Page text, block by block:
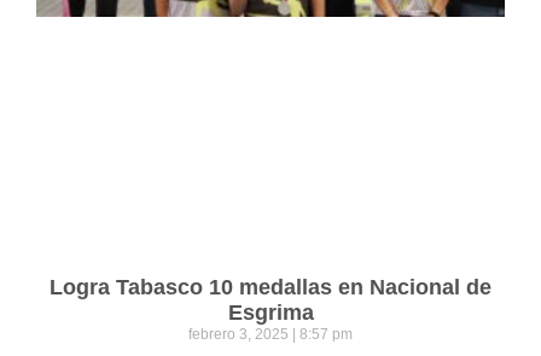
Logra Tabasco 10 medallas en Nacional de
Esgrima
febrero 3, 2025 8:57 pm